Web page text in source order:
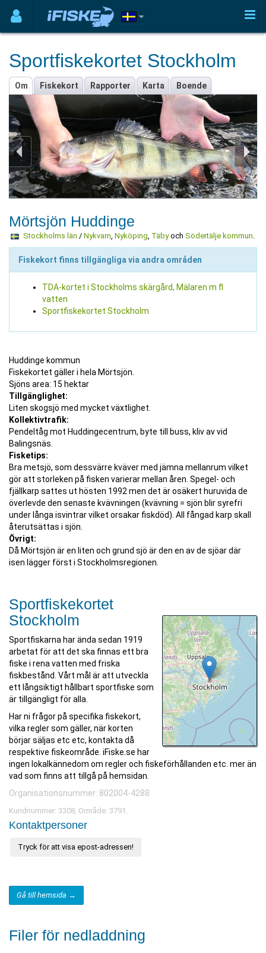
Sportfiskekortet Stockholm
Om Fiskekort Rapporter Karta Boende
Mörtsjön Huddinge
Stockholms län / Nykvarn, Nyköping, Täbyoch Södertälje kommun.
Fiskekort finns tillgängliga via andra områden
TDA-kortet i Stockholms skärgård, Mälaren m fl
vatten
Sportfiskekortet Stockholm
Huddinge kommun
Fiskekortet gäller i hela Mörtsjön.
Sjöns area: 15 hektar
Tillgänglighet:
Liten skogsjö med mycket växtlighet.
Kollektivtrafik:
Pendeltåg mot Huddingecentrum, byte till buss, kliv av vid
Balingsnäs.
Fisketips:
Bra metsjö, som dessvärre kväver med jämna mellanrum vilket
gör att storleken på fisken varierar mellan åren. Spegel- och
fjällkarp sattes ut hösten 1992 men det är osäkert huruvida de
överlevde den senaste kvävningen (kvävning = sjön blir syrefri
under långa isvintrar vilket orsakar fiskdöd). All fångad karp skall
återutsättas i sjön.
Övrigt:
Då Mörtsjön är en liten och grund sjö är den en av de sjöar där
isen lägger först i Stockholmsregionen.
Sportfiskekortet
Stockholm
Sportfiskarna har ända sedan 1919
arbetat för att det ska finnas ett bra
fiske i rena vatten med friska
fiskbestånd. Vårt mål är att utveckla
ett långsiktigt hållbart sportfiske som
är tillgängligt för alla.
Har ni frågor på specifika fiskekort,
vilka regler som gäller, när korten
börjar säljas etc etc, kontakta då
respektive fiskeområde. iFiske.se har
ingen lokalkännedom om regler och fiskeförhållanden etc. mer än
vad som finns att tillgå på hemsidan.
Organisationsnummer: 802004-4288
Kundnummer: 3308, Område: 3791.
Kontaktpersoner
Tryck för att visa epost-adressen!
Gå till hemsida →
Filer för nedladdning